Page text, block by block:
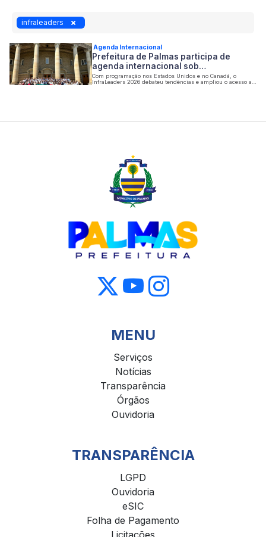
infraleaders
Agenda Internacional
Prefeitura de Palmas participa de
agenda internacional sob…
Com programação nos Estados Unidos e no Canadá, o
InfraLeaders 2026 debateu tendências e ampliou o acesso a
MENU
Serviços
Notícias
Transparência
Órgãos
Ouvidoria
TRANSPARÊNCIA
LGPD
Ouvidoria
eSIC
Folha de Pagamento